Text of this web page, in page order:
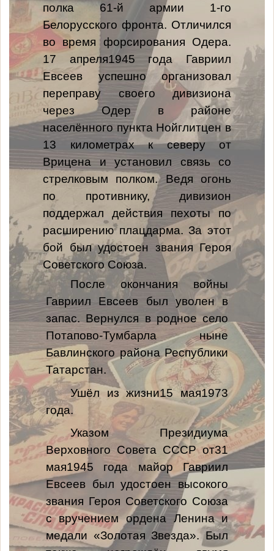
полка 61-й армии 1-го
Белорусского фронта. Отличился
во время форсирования Одера.
17 апреля1945 года Гавриил
Евсеев успешно организовал
переправу своего дивизиона
через Одер в районе
населённого пункта Нойглитцен в
13 километрах к северу от
Врицена и установил связь со
стрелковым полком. Ведя огонь
по противнику, дивизион
поддержал действия пехоты по
расширению плацдарма. За этот
бой был удостоен звания Героя
Советского Союза.
После окончания войны
Гавриил Евсеев был уволен в
запас. Вернулся в родное село
Потапово-Тумбарла ныне
Бавлинского района Республики
Татарстан.
Ушёл из жизни15 мая1973
года.
Указом Президиума
Верховного Совета СССР от31
мая1945 года майор Гавриил
Евсеев был удостоен высокого
звания Героя Советского Союза
с вручением ордена Ленина и
медали «Золотая Звезда». Был